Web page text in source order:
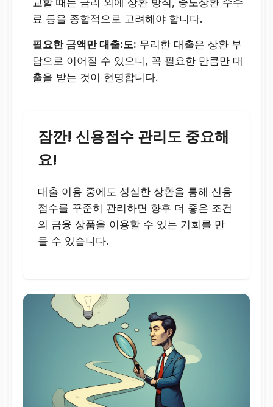
교할 때는 금리 외에 상환 방식, 중도상환 수수
료 등을 종합적으로 고려해야 합니다.
필요한 금액만 대출:도: 무리한 대출은 상환 부
담으로 이어질 수 있으니, 꼭 필요한 만큼만 대
출을 받는 것이 현명합니다.
잠깐! 신용점수 관리도 중요해
요!
대출 이용 중에도 성실한 상환을 통해 신용
점수를 꾸준히 관리하면 향후 더 좋은 조건
의 금융 상품을 이용할 수 있는 기회를 만
들 수 있습니다.